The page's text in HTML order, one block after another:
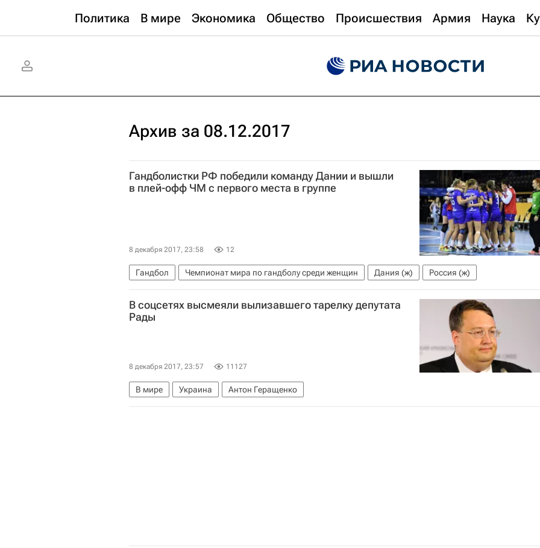
Политика В мире Экономика Общество Происшествия Армия Наука
Архив за 08.12.2017
Гандболистки РФ победили команду Дании и вышли
в плей-офф ЧМ с первого места в группе
8 декабря 2017, 23:58 12
Гандбол Чемпионат мира по гандболу среди женщин Дания (ж) Россия (ж)
В соцсетях высмеяли вылизавшего тарелку депутата
Рады
8 декабря 2017, 23:57 11127
В мире Украина Антон Геращенко